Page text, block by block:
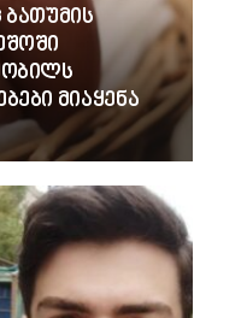
მიაყენა